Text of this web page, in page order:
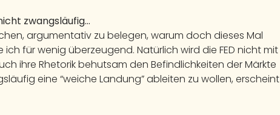
zwangsläufig…
argumentativ zu belegen, warum doch dieses Mal
ich für wenig überzeugend. Natürlich wird die FED nicht mit
ihre Rhetorik behutsam den Befindlichkeiten der Märkte
eine “weiche Landung” ableiten zu wollen, erscheint